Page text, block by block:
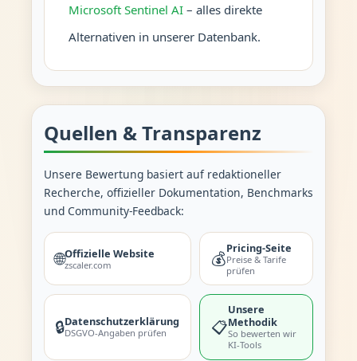
Microsoft Sentinel AI– alles direkte
Alternativen in unserer Datenbank.
Quellen & Transparenz
Unsere Bewertung basiert auf redaktioneller
Recherche, offizieller Dokumentation, Benchmarks
und Community-Feedback:
🌐Offizielle Website
zscaler.com 💰
Pricing-Seite
Preise & Tarife
prüfen
🔒Datenschutzerklärung
DSGVO-Angaben prüfen 📋
Unsere
Methodik
So bewerten wir
KI-Tools